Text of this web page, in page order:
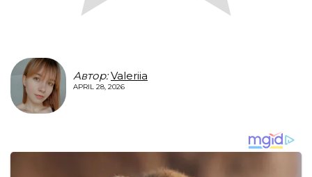
Автор: Valeriia
APRIL 28, 2026